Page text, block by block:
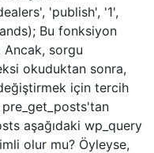
'publish', '1',
Bu fonksiyon
Ancak, sorgu
okuduktan sonra,
için tercih
aşağıdaki wp_query
olur mu? Öyleyse,